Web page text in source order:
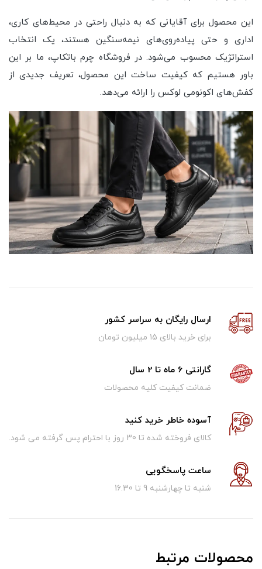
این محصول برای آقایانی که به دنبال راحتی در محیط‌های کاری،
اداری و حتی پیاده‌روی‌های نیمه‌سنگین هستند، یک انتخاب
استراتژیک محسوب می‌شود. در فروشگاه چرم باتکاپ، ما بر این
باور هستیم که کیفیت ساخت این محصول، تعریف جدیدی از
کفش‌های اکونومی لوکس را ارائه می‌دهد.
ارسال رایگان به سراسر کشور
برای خرید بالای ۱5 میلیون تومان
گارانتی 6 ماه تا 2 سال
ضمانت کیفیت کلیه محصولات
آسوده خاطر خرید کنید
کالای فروخته شده تا 30 روز با احترام پس گرفته می شود.
ساعت پاسخگویی
شنبه تا چهارشنبه 9 تا 16.30
محصولات مرتبط